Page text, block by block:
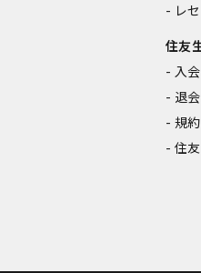
レ
住友
入
退
規約
住